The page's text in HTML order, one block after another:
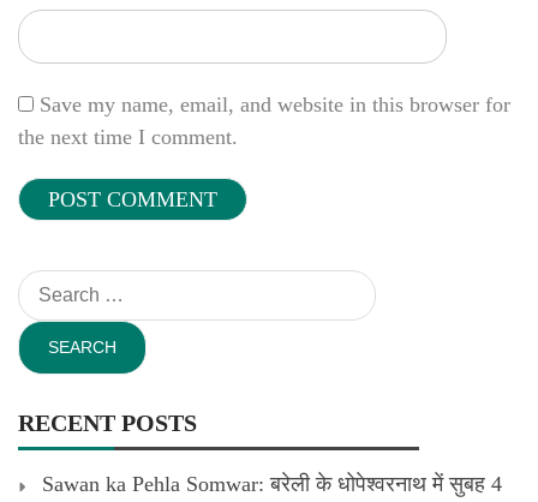
Save my name, email, and website in this browser for
the next time I comment.
Search
for:
RECENT POSTS
Sawan ka Pehla Somwar: बरेली के धोपेश्वरनाथ में सुबह 4